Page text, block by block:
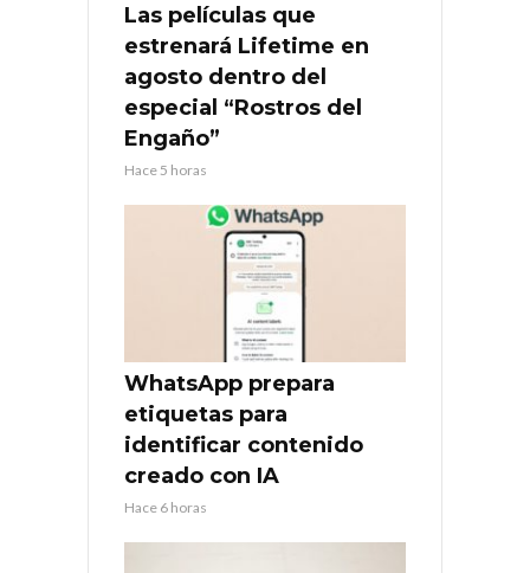
Las películas que
estrenará Lifetime en
agosto dentro del
especial “Rostros del
Engaño”
Hace 5 horas
WhatsApp prepara
etiquetas para
identificar contenido
creado con IA
Hace 6 horas